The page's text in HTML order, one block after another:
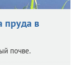
пруда в
почве.